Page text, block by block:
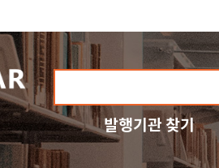
발행기관 찾기